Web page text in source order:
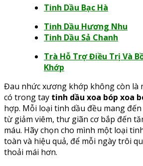
Tinh Dầu Bạc Hà
Tinh Dầu Hương Nhu
Tinh Dầu Sả Chanh
Trà Hỗ Trợ Điều Trị Và
Khớp
Đau nhức xương khớp không còn là
có trong tay tinh dầu xoa bóp xoa
hợp. Mỗi loại tinh dầu đều mang
từ giảm viêm, thư giãn cơ bắp đến
máu. Hãy chọn cho mình một loại
toàn và hiệu quả, để mỗi ngày trôi
thoải mái hơn.